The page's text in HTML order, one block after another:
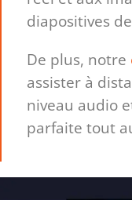
diapositives
De plus, notre
assister à
niveau audio
parfaite tout